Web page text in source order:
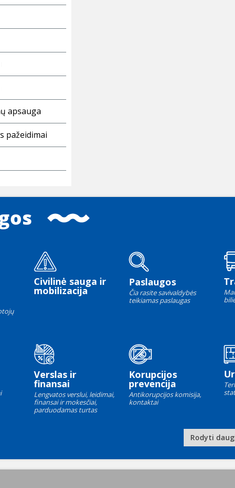
apsauga
pažeidimai
Civilinė sauga ir
mobilizacija
Paslaugos
Čia rasite savivaldybės
teikiamas paslaugas
Verslas ir
finansai
Lengvatos verslui, leidimai,
finansai ir mokesčiai,
parduodamas turtas
Korupcijos
prevencija
Antikorupcijos komisija,
kontaktai
Rodyti